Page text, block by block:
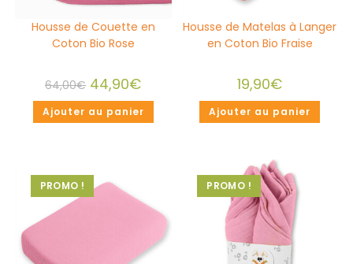
Housse de Couette en
Coton Bio Rose
64,00€ 44,90€
Ajouter au panier
Housse de Matelas à Langer
en Coton Bio Fraise
19,90€
Ajouter au panier
PROMO ! PROMO !